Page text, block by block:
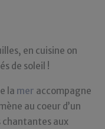
en cuisine on
de soleil !
la mer accompagne
au coeur d’un
chantantes aux